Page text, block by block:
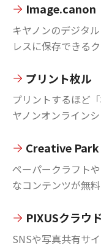
Image.canon
キヤノンのデジタ
レスに保存できる
プリント枚ル
プリントするほど
ヤノンオンライン
Creative Park
ペーパークラフト
なコンテンツが無
PIXUSクラウ
SNSや写真共有サ